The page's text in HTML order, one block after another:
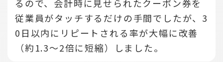
るので、会計時に見せられたクーポン券を
従業員がタッチするだけの手間でしたが、3
0日以内にリピートされる率が大幅に改善
（約1.3～2倍に短縮）しました。